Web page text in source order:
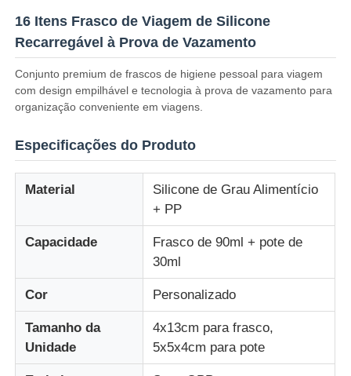
Vídeos
Sobre Nós
Controle de Qualidade
Conjunto de garrafas de viagem de silicone
16 Itens Frasco de Viagem de Silicone
Recarregável à Prova de Vazamento
Conjunto premium de frascos de higiene pessoal para viagem
com design empilhável e tecnologia à prova de vazamento para
organização conveniente em viagens.
Especificações do Produto
Material
Silicone de Grau Alimentício
+ PP
Capacidade
Frasco de 90ml + pote de
30ml
Cor Personalizado
Tamanho da
Unidade
4x13cm para frasco,
5x5x4cm para pote